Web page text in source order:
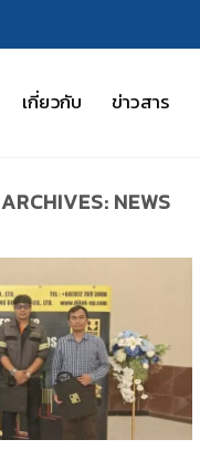
เกี่ยวกับ ข่าวสาร
NEWS